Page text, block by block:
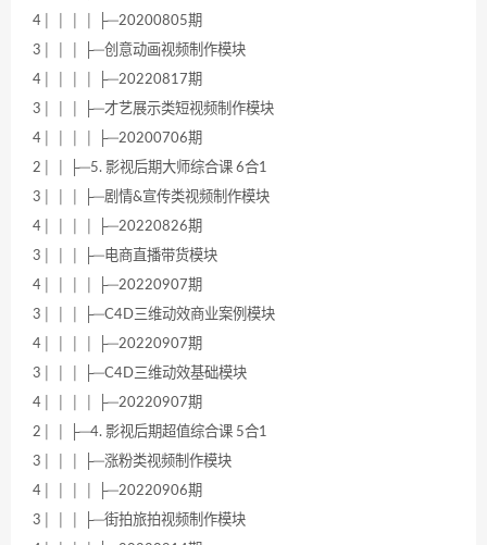
4│ │ │ │ ├─20200805期
3│ │ │ ├─创意动画视频制作模块
4│ │ │ │ ├─20220817期
3│ │ │ ├─才艺展示类短视频制作模块
4│ │ │ │ ├─20200706期
2│ │ ├─5. 影视后期大师综合课 6合1
3│ │ │ ├─剧情&宣传类视频制作模块
4│ │ │ │ ├─20220826期
3│ │ │ ├─电商直播带货模块
4│ │ │ │ ├─20220907期
3│ │ │ ├─C4D三维动效商业案例模块
4│ │ │ │ ├─20220907期
3│ │ │ ├─C4D三维动效基础模块
4│ │ │ │ ├─20220907期
2│ │ ├─4. 影视后期超值综合课 5合1
3│ │ │ ├─涨粉类视频制作模块
4│ │ │ │ ├─20220906期
3│ │ │ ├─街拍旅拍视频制作模块